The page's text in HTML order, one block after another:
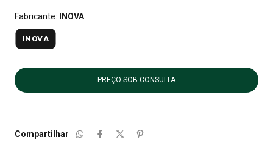
Fabricante: INOVA
INOVA
Compartilhar